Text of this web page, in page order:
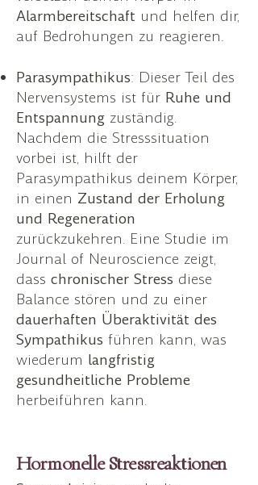
Alarmbereitschaft und helfen dir,
auf Bedrohungen zu reagieren.
Parasympathikus: Dieser Teil des
Nervensystems ist für Ruhe und
Entspannung zuständig.
Nachdem die Stresssituation
vorbei ist, hilft der
Parasympathikus deinem Körper,
in einen Zustand der Erholung
und Regeneration
zurückzukehren. Eine Studie im
Journal of Neuroscience zeigt,
dass chronischer Stress diese
Balance stören und zu einer
dauerhaften Überaktivität des
Sympathikus führen kann, was
wiederum langfristig
gesundheitliche Probleme
herbeiführen kann.
Hormonelle Stressreaktionen